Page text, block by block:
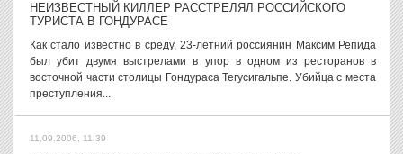
НЕИЗВЕСТНЫЙ КИЛЛЕР РАССТРЕЛЯЛ РОССИЙСКОГО
ТУРИСТА В ГОНДУРАСЕ
Как стало известно в среду, 23-летний россиянин Максим Репида
был убит двумя выстрелами в упор в одном из ресторанов в
восточной части столицы Гондураса Тегусигальпе. Убийца с места
преступления...
11.09.2006, 11:39